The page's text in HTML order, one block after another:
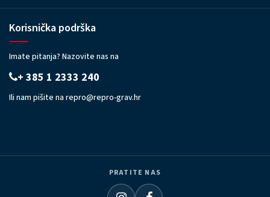
Korisnička podrška
Imate pitanja? Nazovite nas na
+ 385 1 2333 240
Ili nam pišite na repro@repro-grav.hr
PRATITE NAS